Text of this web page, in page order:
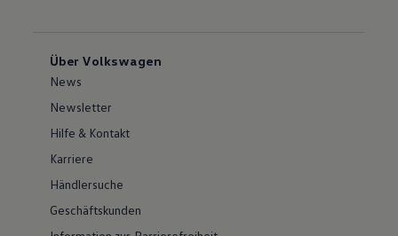
Über Volkswagen
News
Newsletter
Hilfe & Kontakt
Karriere
Händlersuche
Geschäftskunden